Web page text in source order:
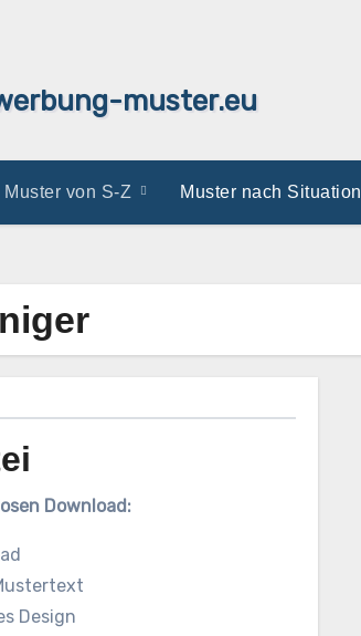
Muster von S-Z Muster nach Situation
Download:
Design